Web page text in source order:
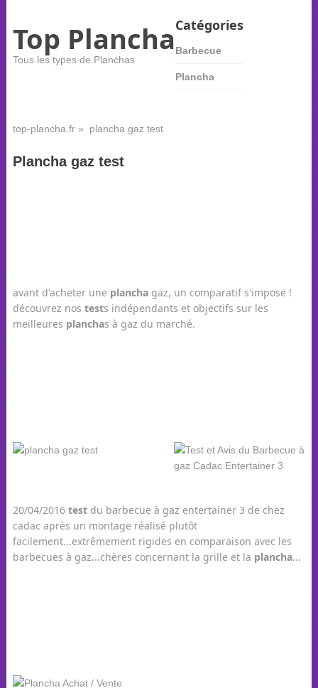
Top Plancha
Tous les types de Planchas
Catégories
Barbecue
Plancha
top-plancha.fr» plancha gaz test
Plancha gaz test
avant d'acheter une planchagaz, un comparatif s'impose !
découvrez nos tests indépendants et objectifs sur les
meilleures planchas à gaz du marché.
20/04/2016 testdu barbecue à gaz entertainer 3 de chez
cadac après un montage réalisé plutôt
facilement...extrêmement rigides en comparaison avec les
barbecues à gaz...chères concernant la grille et la plancha...